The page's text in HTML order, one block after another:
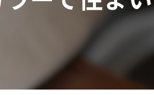
アフターサービス
リフォーム